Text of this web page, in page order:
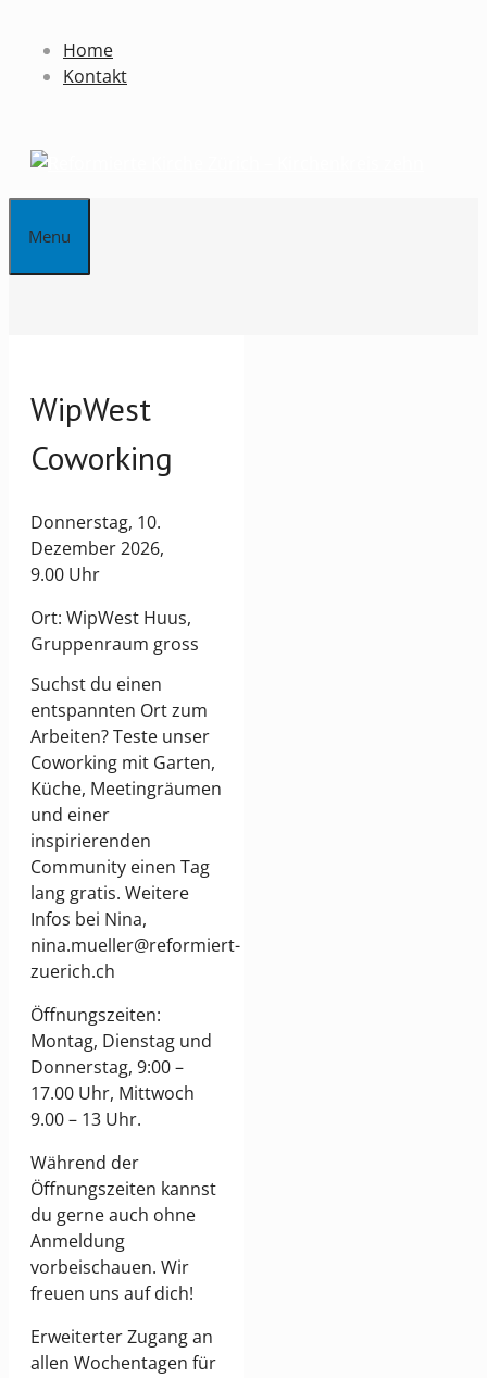
Inhalt
Home
Kontakt
Menu
WipWest
Coworking
Donnerstag, 10.
Dezember 2026,
9.00 Uhr
Ort: WipWest Huus,
Gruppenraum gross
Suchst du einen
entspannten Ort zum
Arbeiten? Teste unser
Coworking mit Garten,
Küche, Meetingräumen
und einer
inspirierenden
Community einen Tag
lang gratis. Weitere
Infos bei Nina,
nina.mueller@reformiert-
zuerich.ch
Öffnungszeiten:
Montag, Dienstag und
Donnerstag, 9:00 –
17.00 Uhr, Mittwoch
9.00 – 13 Uhr.
Während der
Öffnungszeiten kannst
du gerne auch ohne
Anmeldung
vorbeischauen. Wir
freuen uns auf dich!
Erweiterter Zugang an
allen Wochentagen für